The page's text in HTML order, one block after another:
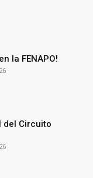
la FENAPO!
del Circuito